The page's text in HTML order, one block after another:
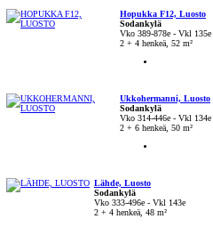
Hopukka F12, Luosto
Sodankylä
Vko 389-878e - Vkl 135e
2 + 4 henkeä, 52 m²
Ukkohermanni, Luosto
Sodankylä
Vko 314-446e - Vkl 134e
2 + 6 henkeä, 50 m²
Lähde, Luosto
Sodankylä
Vko 333-496e - Vkl 143e
2 + 4 henkeä, 48 m²